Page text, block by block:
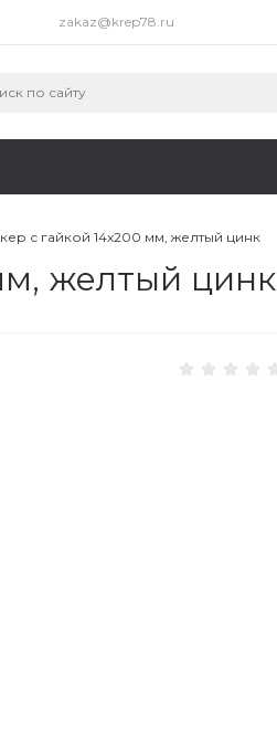
zakaz@krep78.ru
с гайкой 14х200 мм, желтый цинк
желтый цинк